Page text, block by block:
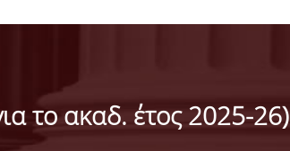
το ακαδ. έτος 2025-26)